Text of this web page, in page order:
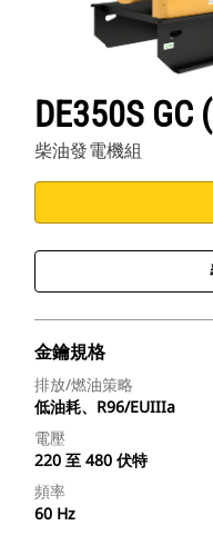
DE350S GC
柴油發電機組
金鑰規格
排放/燃油策略
低油耗、R96/EUIIIa
電壓
220 至 480 伏特
頻率
60 Hz